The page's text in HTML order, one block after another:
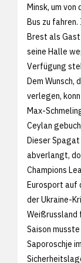
Minsk, um
Bus zu
Brest als Gast
seine Halle
Verfügung
Dem Wunsch,
verlegen,
Max-
Ceylan
Dieser
abverlangt,
Champions
Eurosport auf
der Ukraine-
Weißrussland
Saison
Saporoschje